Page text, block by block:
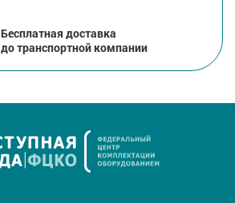
Бесплатная доставка
до транспортной компании